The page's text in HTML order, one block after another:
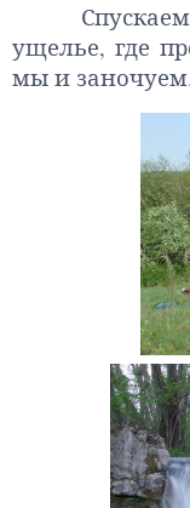
ущелье, где
мы и